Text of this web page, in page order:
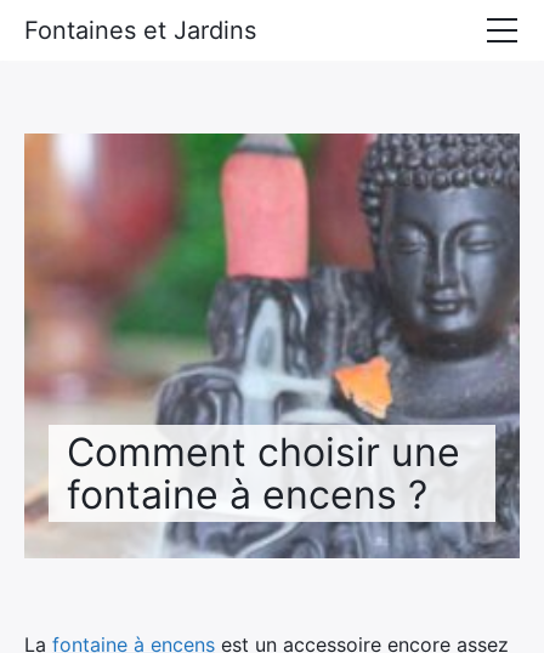
Comment choisir une
fontaine à encens ?
La fontaine à encens est un accessoire encore assez
Fontaines et Jardins
Tous les derniers articles